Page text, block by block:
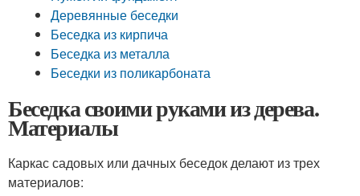
Деревянные беседки
Беседка из кирпича
Беседка из металла
Беседки из поликарбоната
Беседка своими руками из дерева.
Материалы
Каркас садовых или дачных беседок делают из трех
материалов: